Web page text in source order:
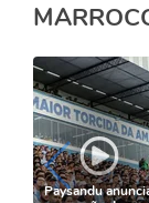
Paysandu